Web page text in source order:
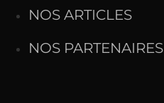
NOS ARTICLES
NOS PARTENAIRES